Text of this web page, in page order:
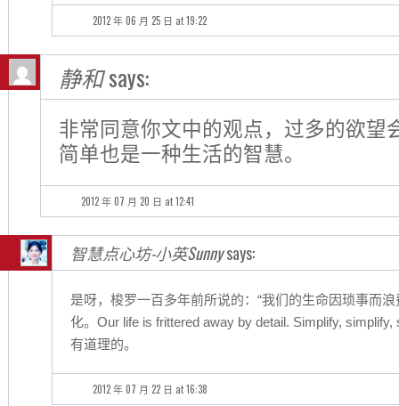
2012 年 06 月 25 日 at 19:22
静和says:
非常同意你文中的观点，过多的欲望
简单也是一种生活的智慧。
2012 年 07 月 20 日 at 12:41
智慧点心坊-小英Sunnysays:
是呀，梭罗一百多年前所说的：“我们的生命因琐事而
化。Our life is frittered away by detail. Simplify, simplify,
有道理的。
2012 年 07 月 22 日 at 16:38